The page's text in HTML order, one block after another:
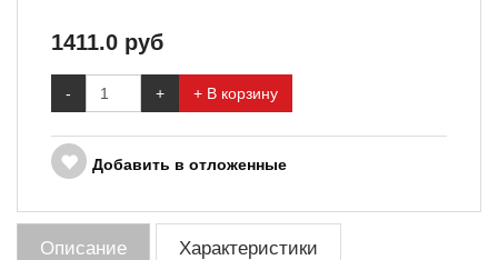
1411.0 руб
- + + В корзину
Добавить в отложенные
Описание Характеристики